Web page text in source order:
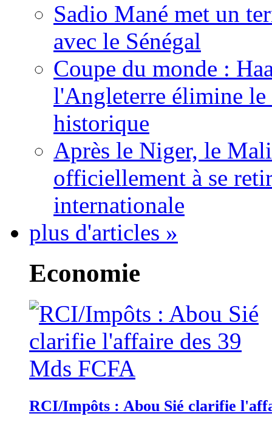
Sadio Mané met un
avec le Sénégal
Coupe du monde :
l'Angleterre élimine
historique
Après le Niger, le
officiellement à se
internationale
plus d'articles »
Economie
RCI/Impôts : Abou Sié clarifie